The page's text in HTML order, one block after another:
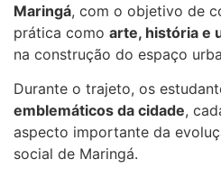
Maringá, com o objetivo de
prática como arte, história e
na construção do espaço
Durante o trajeto, os
emblemáticos da cidade,
aspecto importante da
social de Maringá.